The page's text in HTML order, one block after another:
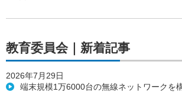
教育委員会｜新着記事
2026年7月29日
端末規模1万6000台の無線ネットワークを